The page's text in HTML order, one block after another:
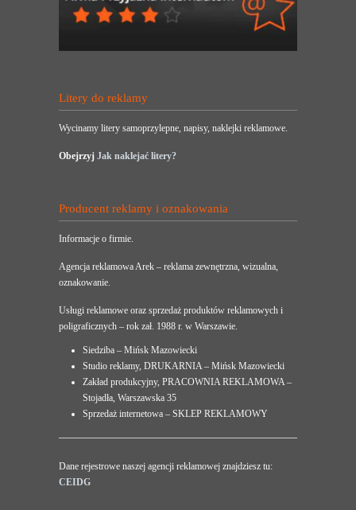
Litery do reklamy
Wycinamy litery samoprzylepne, napisy, naklejki reklamowe.
Obejrzyj Jak naklejać litery?
Producent reklamy i oznakowania
Informacje o firmie.
Agencja reklamowa Arek – reklama zewnętrzna, wizualna,
oznakowanie.
Usługi reklamowe oraz sprzedaż produktów reklamowych i
poligraficznych – rok zał. 1988 r. w Warszawie.
Siedziba – Mińsk Mazowiecki
Studio reklamy, DRUKARNIA – Mińsk Mazowiecki
Zakład produkcyjny, PRACOWNIA REKLAMOWA –
Stojadła, Warszawska 35
Sprzedaż internetowa – SKLEP REKLAMOWY
Dane rejestrowe naszej agencji reklamowej znajdziesz tu:
CEIDG